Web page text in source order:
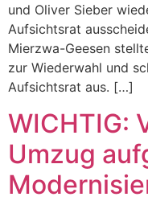
und Oliver Sieber
Aufsichtsrat
Mierzwa-Geesen
zur Wiederwahl und
Aufsichtsrat aus. […]
WICHTIG:
Umzug